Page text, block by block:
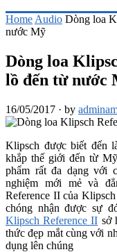
Home Audio Dòng loa
nước Mỹ
Dòng loa
lồ đến từ nước
16/05/2017 · by
Klipsch được biết đến
khắp thế giới đến từ
phẩm rất đa dạng với
nghiệm mới mẻ và
Reference II của
chóng nhận được sự
Klipsch Reference II sở
thức đẹp mắt cùng với
dụng lên chúng